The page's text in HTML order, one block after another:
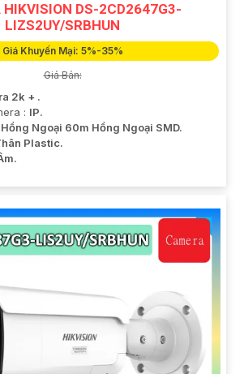
HIKVISION DS-2CD2647G3-
LIZS2UY/SRBHUN
Giá Khuyến Mại: 5%-35%
Giá Bán:
2k + .
: IP.
Hồng Ngoại 60m Hồng Ngoại SMD.
Plastic.